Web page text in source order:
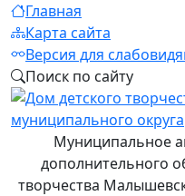
Главная
Карта сайта
Версия для
Поиск по сайту
Муниципальное
дополнительного
творчества